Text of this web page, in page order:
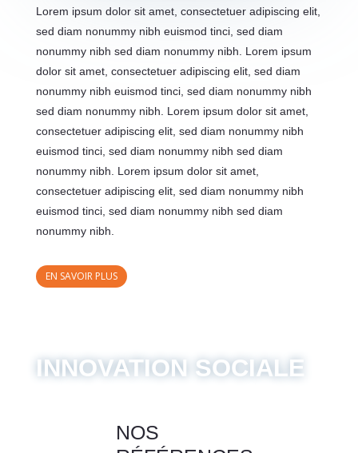
Lorem ipsum dolor sit amet, consectetuer adipiscing elit,
sed diam nonummy nibh euismod tinci, sed diam
nonummy nibh sed diam nonummy nibh. Lorem ipsum
dolor sit amet, consectetuer adipiscing elit, sed diam
nonummy nibh euismod tinci, sed diam nonummy nibh
sed diam nonummy nibh. Lorem ipsum dolor sit amet,
consectetuer adipiscing elit, sed diam nonummy nibh
euismod tinci, sed diam nonummy nibh sed diam
nonummy nibh. Lorem ipsum dolor sit amet,
consectetuer adipiscing elit, sed diam nonummy nibh
euismod tinci, sed diam nonummy nibh sed diam
nonummy nibh.
EN SAVOIR PLUS
INNOVATION SOCIALE
NOS